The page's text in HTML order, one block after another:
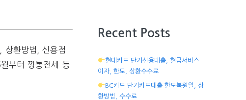
상환방법, 신용점
부터 깡통전세 등
Recent Posts
현대카드 단기신용대출, 현금서비스
이자, 한도, 상환수수료
BC카드 단기카드대출 한도복원일, 상
환방법, 수수료